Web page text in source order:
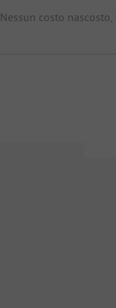
Nessun costo